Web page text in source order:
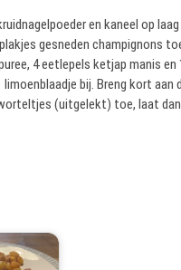
en kaneel op
gesneden champignons
4 eetlepels ketjap manis
bij. Breng kort aan
(uitgelekt) toe, laat dan